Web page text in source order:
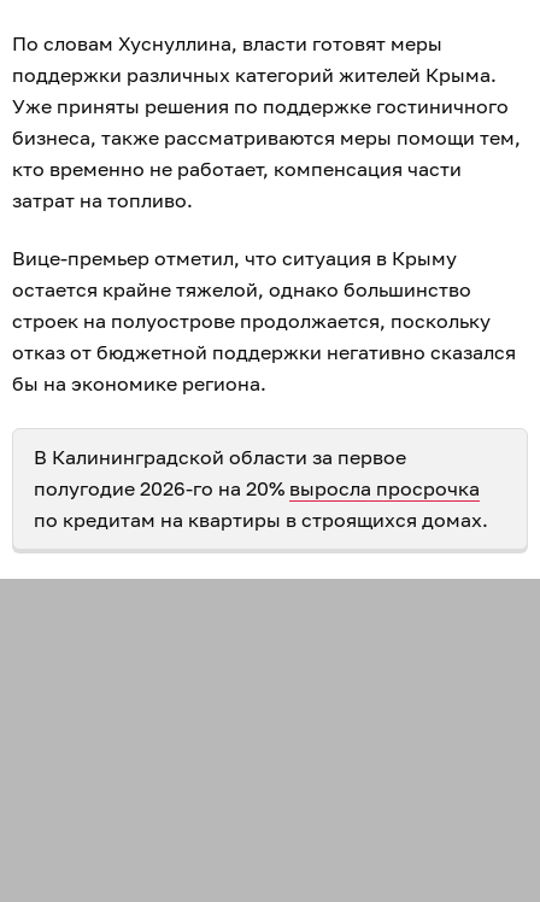
По словам Хуснуллина, власти готовят меры
поддержки различных категорий жителей Крыма.
Уже приняты решения по поддержке гостиничного
бизнеса, также рассматриваются меры помощи тем,
кто временно не работает, компенсация части
затрат на топливо.
Вице-премьер отметил, что ситуация в Крыму
остается крайне тяжелой, однако большинство
строек на полуострове продолжается, поскольку
отказ от бюджетной поддержки негативно сказался
бы на экономике региона.
В Калининградской области за первое
полугодие 2026-го на 20% выросла просрочка
по кредитам на квартиры в строящихся домах.